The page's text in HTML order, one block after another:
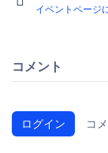
イベントページ
コメント
ログイン コ